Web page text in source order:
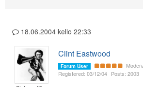
18.06.2004 kello 22:33
Clint Eastwood
Forum User
Registered: 03/12/04 Posts: 2003